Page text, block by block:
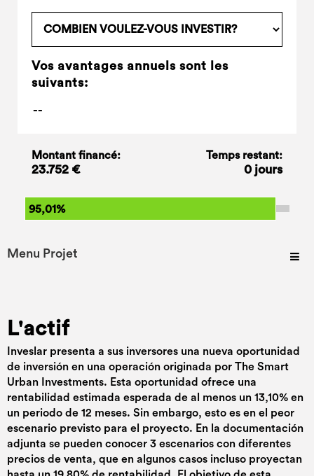
Vos avantages annuels sont les
suivants:
Montant financé:
23.752 €
Temps restant:
0 jours
95,01%
Menu Projet
L'actif
Inveslar presenta a sus inversores una nueva oportunidad
de inversión en una operación originada por The Smart
Urban Investments. Esta oportunidad ofrece una
rentabilidad estimada esperada de al menos un 13,10% en
un periodo de 12 meses. Sin embargo, esto es en el peor
escenario previsto para el proyecto. En la documentación
adjunta se pueden conocer 3 escenarios con diferentes
precios de venta, que en algunos casos incluso proyectan